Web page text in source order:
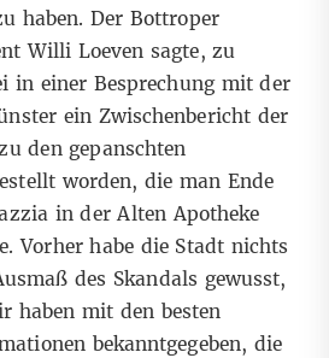
haben. Der Bottroper
Willi Loeven sagte, zu
in einer Besprechung mit der
ein Zwischenbericht der
den gepanschten
worden, die man Ende
in der Alten Apotheke
Vorher habe die Stadt nichts
des Skandals gewusst,
haben mit den besten
bekanntgegeben, die